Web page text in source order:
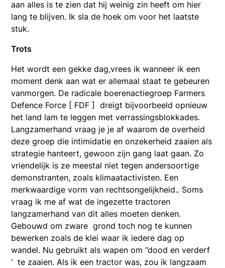
aan alles is te zien dat hij weinig zin heeft om hier
lang te blijven. Ik sla de hoek om voor het laatste
stuk.
Trots
Het wordt een gekke dag,vrees ik wanneer ik een
moment denk aan wat er allemaal staat te gebeuren
vanmorgen. De radicale boerenactiegroep Farmers
Defence Force [ FDF ] dreigt bijvoorbeeld opnieuw
het land lam te leggen met verrassingsblokkades.
Langzamerhand vraag je je af waarom de overheid
deze groep die intimidatie en onzekerheid zaaien als
strategie hanteert, gewoon zijn gang laat gaan. Zo
vriendelijk is ze meestal niet tegen andersoortige
demonstranten, zoals klimaatactivisten. Een
merkwaardige vorm van rechtsongelijkheid.. Soms
vraag ik me af wat de ingezette tractoren
langzamerhand van dit alles moeten denken.
Gebouwd om zware grond toch nog te kunnen
bewerken zoals de klei waar ik iedere dag op
wandel. Nu gebruikt als wapen om ‘’dood en verderf
‘ te zaaien. Als ik een tractor was, zou ik langzaam